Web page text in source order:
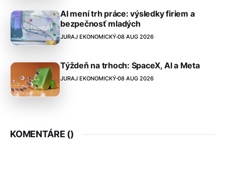
AI mení trh práce: výsledky firiem a
bezpečnosť mladých
JURAJ EKONOMICKÝ 08 AUG 2026
Týždeň na trhoch: SpaceX, AI a Meta
JURAJ EKONOMICKÝ 08 AUG 2026
KOMENTÁRE ()